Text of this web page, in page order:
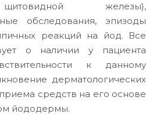
железы),
обследования, эпизоды
реакций на йод. Все
о наличии у пациента
к данному
дерматологических
средств на его основе
йододермы.